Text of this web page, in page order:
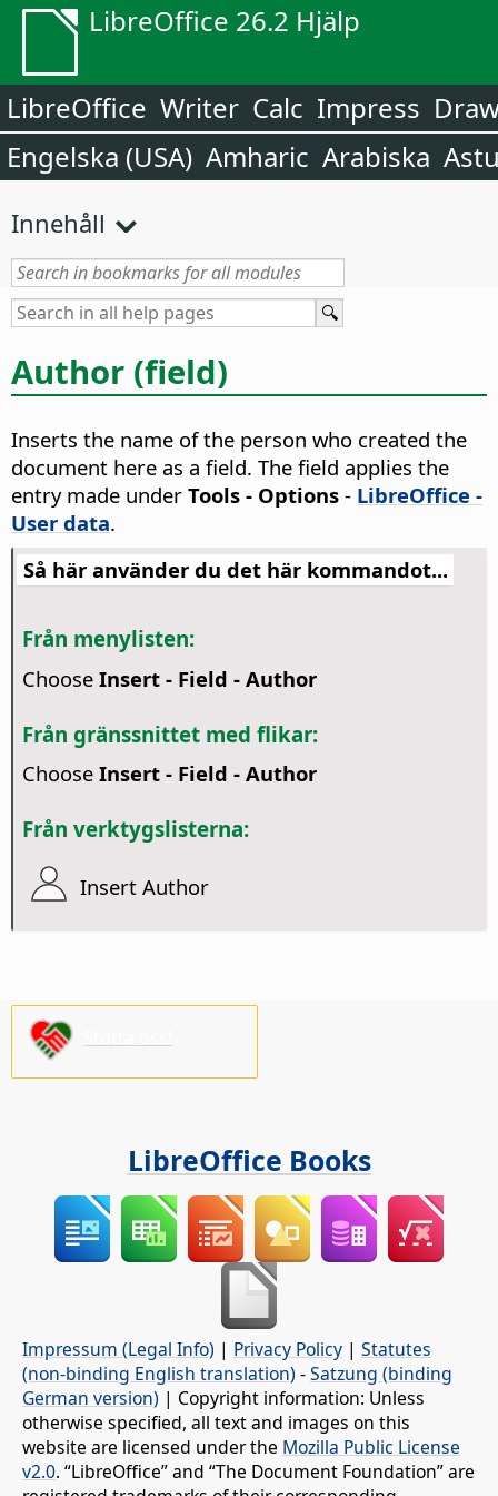
LibreOffice 26.2 Hjälp
LibreOffice Writer Calc Impress
Engelska (USA) Amharic Arabiska
Innehåll
Author (field)
Inserts the name of the person who created the
document here as a field. The field applies the
entry made under Tools - Options - LibreOffice -
User data.
Så här använder du det här kommandot...
Från menylisten:
Choose Insert - Field - Author
Från gränssnittet med flikar:
Choose Insert - Field - Author
Från verktygslisterna:
Insert Author
LibreOffice Books
Impressum (Legal Info) | Privacy Policy | Statutes
(non-binding English translation) -Satzung (binding
German version) | Copyright information: Unless
otherwise specified, all text and images on this
website are licensed under the Mozilla Public License
v2.0. “LibreOffice” and “The Document Foundation” are